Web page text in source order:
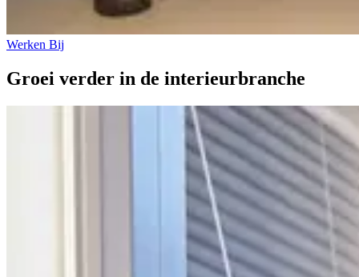
Werken Bij
Groei verder in de interieurbranche